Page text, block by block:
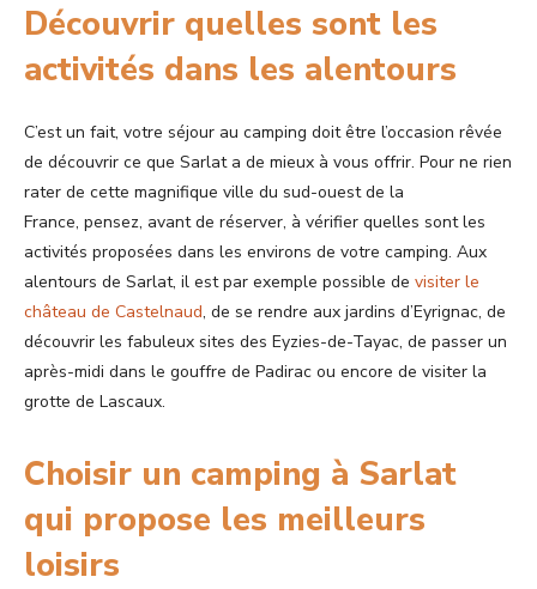
Découvrir quelles sont les
activités dans les alentours
C’est un fait, votre séjour au camping doit être l’occasion rêvée
de découvrir ce que Sarlat a de mieux à vous offrir. Pour ne rien
rater de cette magnifique ville du sud-ouest de la
France, pensez, avant de réserver, à vérifier quelles sont les
activités proposées dans les environs de votre camping. Aux
alentours de Sarlat, il est par exemple possible de visiter le
château de Castelnaud, de se rendre aux jardins d’Eyrignac, de
découvrir les fabuleux sites des Eyzies-de-Tayac, de passer un
après-midi dans le gouffre de Padirac ou encore de visiter la
grotte de Lascaux.
Choisir un camping à Sarlat
qui propose les meilleurs
loisirs